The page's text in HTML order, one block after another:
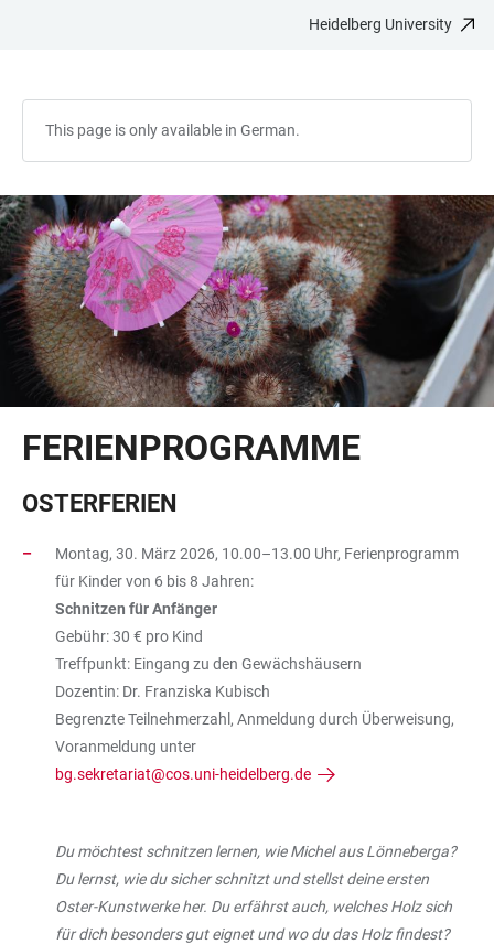
Heidelberg University
This page is only available in German.
FERIENPROGRAMME
OSTERFERIEN
Montag, 30. März 2026, 10.00–13.00 Uhr, Ferienprogramm
für Kinder von 6 bis 8 Jahren:
Schnitzen für Anfänger
Gebühr: 30 € pro Kind
Treffpunkt: Eingang zu den Gewächshäusern
Dozentin: Dr. Franziska Kubisch
Begrenzte Teilnehmerzahl, Anmeldung durch Überweisung,
Voranmeldung unter
bg.sekretariat@cos.uni-heidelberg.de
Du möchtest schnitzen lernen, wie Michel aus Lönneberga?
Du lernst, wie du sicher schnitzt und stellst deine ersten
Oster-Kunstwerke her. Du erfährst auch, welches Holz sich
für dich besonders gut eignet und wo du das Holz findest?